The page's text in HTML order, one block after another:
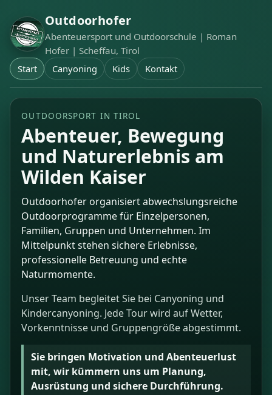
Outdoorhofer
Abenteuersport und Outdoorschule | Roman
Hofer | Scheffau, Tirol
Start
Canyoning Kids Kontakt
OUTDOORSPORT IN TIROL
Abenteuer, Bewegung
und Naturerlebnis am
Wilden Kaiser
Outdoorhofer organisiert abwechslungsreiche
Outdoorprogramme für Einzelpersonen,
Familien, Gruppen und Unternehmen. Im
Mittelpunkt stehen sichere Erlebnisse,
professionelle Betreuung und echte
Naturmomente.
Unser Team begleitet Sie bei Canyoning und
Kindercanyoning. Jede Tour wird auf Wetter,
Vorkenntnisse und Gruppengröße abgestimmt.
Sie bringen Motivation und Abenteuerlust
mit, wir kümmern uns um Planung,
Ausrüstung und sichere Durchführung.